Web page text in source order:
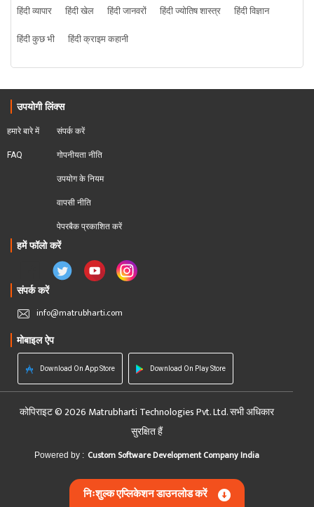
हिंदी व्यापार
हिंदी खेल हिंदी जानवरों हिंदी ज्योतिष शास्त्र
हिंदी विज्ञान
हिंदी कुछ भी
हिंदी क्राइम कहानी
उपयोगी लिंक्स
हमारे बारे में
FAQ
संपर्क करें
गोपनीयता नीति
उपयोग के नियम
वापसी नीति
पेपरबैक प्रकाशित करें
हमें फॉलो करें
संपर्क करें
info@matrubharti.com
मोबाइल ऐप
Download On App Store Download On Play Store
कोपिराइट © 2026 Matrubharti Technologies Pvt. Ltd. सभी अधिकार
सुरक्षित हैं
Powered by : Custom Software Development Company India
निःशुल्क एप्लिकेशन डाउनलोड करें